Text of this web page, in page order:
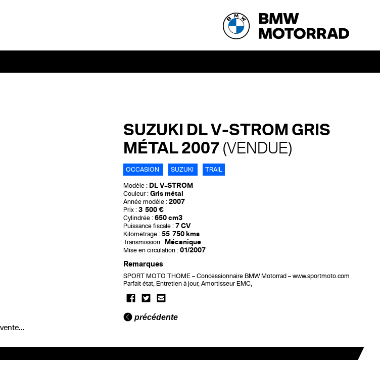
SUZUKI DL V-STROM GRIS
MÉTAL 2007 (VENDUE)
OCCASION SUZUKI TRAIL
Modèle : DL V-STROM
Couleur : Gris métal
Année modèle : 2007
Prix : 3 500 €
Cylindrée : 650 cm3
Puissance fiscale : 7 CV
Kilométrage : 55 750 kms
Transmission : Mécanique
Mise en circulation : 01/2007
Remarques
SPORT MOTO THOME – Concessionnaire BMW Motorrad – www.sportmoto.com
Parfait état, Entretien à jour, Amortisseur EMC,
précédente